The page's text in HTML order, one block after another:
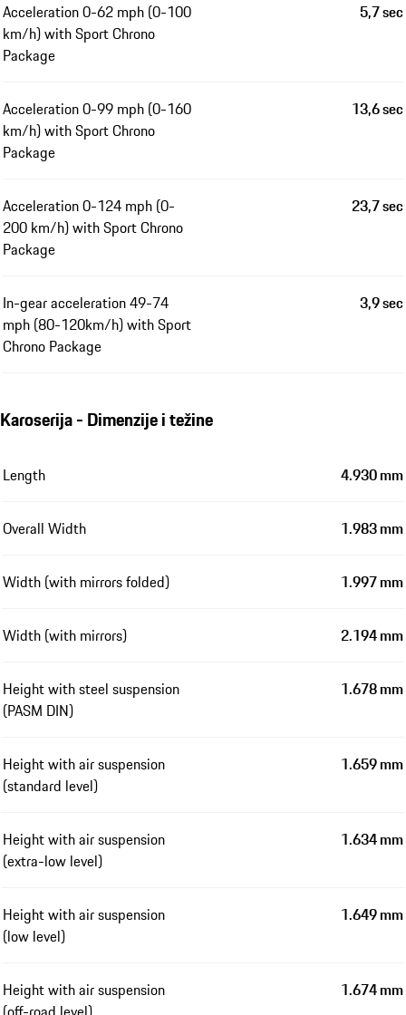
Acceleration 0-62 mph (0-100
km/h) with Sport Chrono
Package
5,7 sec
Acceleration 0-99 mph (0-160
km/h) with Sport Chrono
Package
13,6 sec
Acceleration 0-124 mph (0-
200 km/h) with Sport Chrono
Package
23,7 sec
In-gear acceleration 49-74
mph (80-120km/h) with Sport
Chrono Package
3,9 sec
Karoserija - Dimenzije i težine
Length 4.930 mm
Overall Width 1.983 mm
Width (with mirrors folded) 1.997 mm
Width (with mirrors) 2.194 mm
Height with steel suspension
(PASM DIN)
1.678 mm
Height with air suspension
(standard level)
1.659 mm
Height with air suspension
(extra-low level)
1.634 mm
Height with air suspension
(low level)
1.649 mm
Height with air suspension
1.674 mm